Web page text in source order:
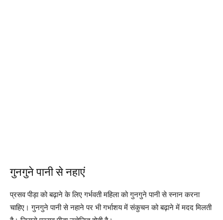
गुनगुने पानी से नहाएं
प्रसव पीड़ा को बढ़ाने के लिए गर्भवती महिला को गुनगुने पानी से स्नान करना
चाहिए। गुनगुने पानी से नहाने पर भी गर्भाशय में संकुचन को बढ़ाने में मदद मिलती